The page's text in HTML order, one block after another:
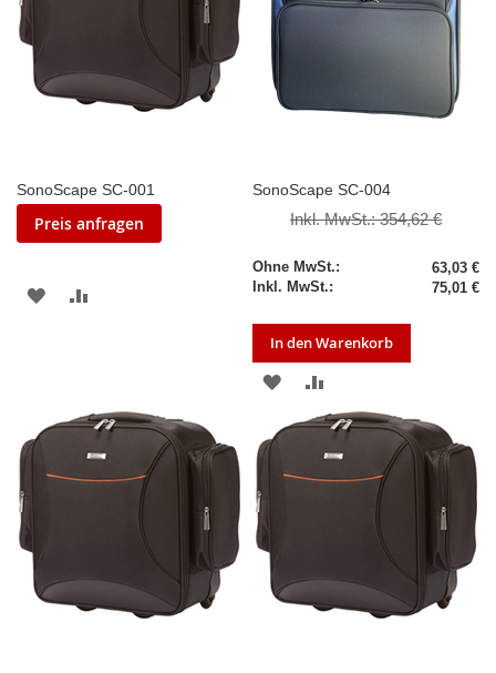
SonoScape SC-001
Preis anfragen
ZUR
SonoScape SC-004
Inkl. MwSt.:354,62 €
Sonderpreis
63,03 €
75,01 €
In den Warenkorb
ZUR
WUNSCHLISTE
HINZUFÜGEN
VERGLEICHSLISTE
HINZUFÜGEN